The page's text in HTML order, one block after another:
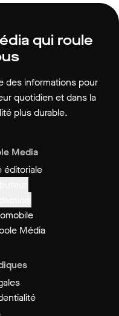
qui roule
des informations pour
quotidien et dans la
plus durable.
Media
éditoriale
Média